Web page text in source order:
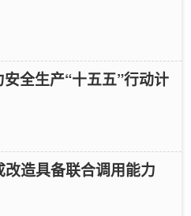
全生产“十五五”行动计
造具备联合调用能力